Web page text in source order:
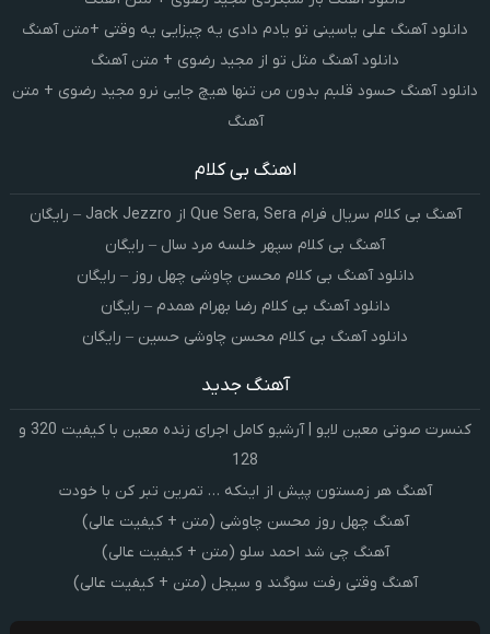
دانلود آهنگ علی یاسینی تو یادم دادی یه چیزایی یه وقتی +متن آهنگ
دانلود آهنگ مثل تو از مجید رضوی + متن آهنگ
دانلود آهنگ حسود قلبم بدون من تنها هیچ جایی نرو مجید رضوی + متن
آهنگ
اهنگ بی کلام
آهنگ بی کلام سریال فرام Que Sera, Sera از Jack Jezzro – رایگان
آهنگ بی کلام سپهر خلسه مرد سال – رایگان
دانلود آهنگ بی کلام محسن چاوشی چهل روز – رایگان
دانلود آهنگ بی کلام رضا بهرام همدم – رایگان
دانلود آهنگ بی کلام محسن چاوشی حسین – رایگان
آهنگ جدید
کنسرت صوتی معین لایو | آرشیو کامل اجرای زنده معین با کیفیت 320 و
128
آهنگ هر زمستون پیش از اینکه … تمرین تبر کن با خودت
آهنگ چهل روز محسن چاوشی (متن + کیفیت عالی)
آهنگ چی شد احمد سلو (متن + کیفیت عالی)
آهنگ وقتی رفت سوگند و سیجل (متن + کیفیت عالی)